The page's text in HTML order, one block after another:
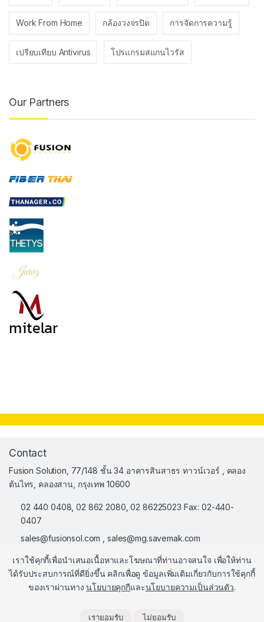
เราใช้คุกกี้เพื่อนำเสนอเนื้อหาและโฆษณาที่ท่านอาจสนใจ เพื่อให้ท่าน
ได้รับประสบการณ์ที่ดียิ่งขึ้น คลิกเพื่อดู ข้อมูลเพิ่มเติมเกี่ยวกับการใช้คุกกี้
ของเราผ่านทางนโยบายคุกกีและนโยบายความเป็นส่วนตัว.
เรายอมรับ ไม่ยอมรับ
Work From Home กล้องวงจรปิด การจัดการความรู้
เปรียบเทียบ Antivirus โปรแกรมสแกนไวรัส
Our Partners
Contact
Fusion Solution, 77/148 ชั้น 34 อาคารสินสาธร ทาวน์เวอร์ , คลอง
ต้นไทร, คลองสาน, กรุงเทพ 10600
02 440 0408, 02 862 2080, 02 86225023 Fax: 02-440-
0407
sales@fusionsol.com
sales@mg.savemak.com